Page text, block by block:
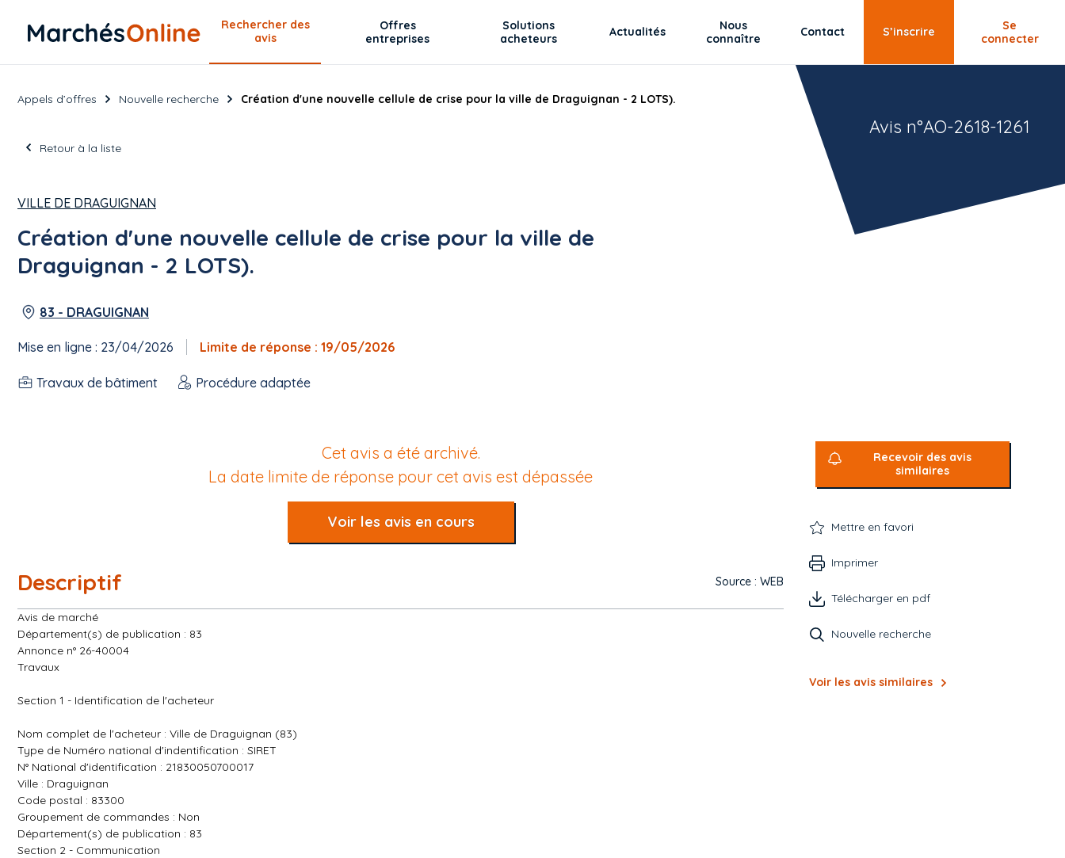
Rechercher des
avis
Offres
entreprises
Solutions
acheteurs
Actualités
Nous
connaître
Contact S’inscrire
Se
connecter
Appels d’offres Nouvelle recherche Création d'une nouvelle cellule de crise pour la ville de Draguignan - 2 LOTS).
Retour à la liste
VILLE DE DRAGUIGNAN
Création d'une nouvelle cellule de crise pour la ville de
Draguignan - 2 LOTS).
83 - DRAGUIGNAN
Mise en ligne : 23/04/2026 Limite de réponse : 19/05/2026
Travaux de bâtiment Procédure adaptée
Avis n°AO-2618-1261
Cet avis a été archivé.
La date limite de réponse pour cet avis est dépassée
Voir les avis en cours
Descriptif Source : WEB
Avis de marché
Département(s) de publication : 83
Annonce n° 26-40004
Travaux
Section 1 - Identification de l'acheteur
Nom complet de l'acheteur : Ville de Draguignan (83)
Type de Numéro national d'indentification : SIRET
N° National d'identification : 21830050700017
Ville : Draguignan
Code postal : 83300
Groupement de commandes : Non
Département(s) de publication : 83
Section 2 - Communication
Recevoir des avis
similaires
Mettre en favori
Imprimer
Télécharger en pdf
Nouvelle recherche
Voir les avis similaires